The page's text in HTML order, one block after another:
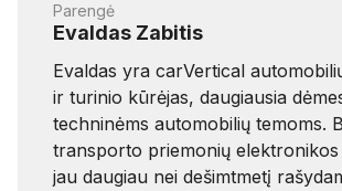
Parengė
Evaldas Zabitis
Evaldas yra carVertical
ir turinio kūrėjas, daugiausia
techninėms automobilių temoms.
transporto priemonių elektronikos
jau daugiau nei dešimtmetį